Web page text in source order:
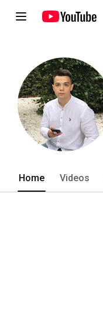
Home Videos